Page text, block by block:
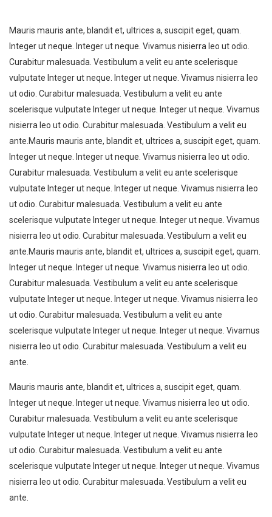
Mauris mauris ante, blandit et, ultrices a, suscipit eget, quam.
Integer ut neque. Integer ut neque. Vivamus nisierra leo ut odio.
Curabitur malesuada. Vestibulum a velit eu ante scelerisque
vulputate Integer ut neque. Integer ut neque. Vivamus nisierra leo
ut odio. Curabitur malesuada. Vestibulum a velit eu ante
scelerisque vulputate Integer ut neque. Integer ut neque. Vivamus
nisierra leo ut odio. Curabitur malesuada. Vestibulum a velit eu
ante.Mauris mauris ante, blandit et, ultrices a, suscipit eget, quam.
Integer ut neque. Integer ut neque. Vivamus nisierra leo ut odio.
Curabitur malesuada. Vestibulum a velit eu ante scelerisque
vulputate Integer ut neque. Integer ut neque. Vivamus nisierra leo
ut odio. Curabitur malesuada. Vestibulum a velit eu ante
scelerisque vulputate Integer ut neque. Integer ut neque. Vivamus
nisierra leo ut odio. Curabitur malesuada. Vestibulum a velit eu
ante.Mauris mauris ante, blandit et, ultrices a, suscipit eget, quam.
Integer ut neque. Integer ut neque. Vivamus nisierra leo ut odio.
Curabitur malesuada. Vestibulum a velit eu ante scelerisque
vulputate Integer ut neque. Integer ut neque. Vivamus nisierra leo
ut odio. Curabitur malesuada. Vestibulum a velit eu ante
scelerisque vulputate Integer ut neque. Integer ut neque. Vivamus
nisierra leo ut odio. Curabitur malesuada. Vestibulum a velit eu
ante.
Mauris mauris ante, blandit et, ultrices a, suscipit eget, quam.
Integer ut neque. Integer ut neque. Vivamus nisierra leo ut odio.
Curabitur malesuada. Vestibulum a velit eu ante scelerisque
vulputate Integer ut neque. Integer ut neque. Vivamus nisierra leo
ut odio. Curabitur malesuada. Vestibulum a velit eu ante
scelerisque vulputate Integer ut neque. Integer ut neque. Vivamus
nisierra leo ut odio. Curabitur malesuada. Vestibulum a velit eu
ante.